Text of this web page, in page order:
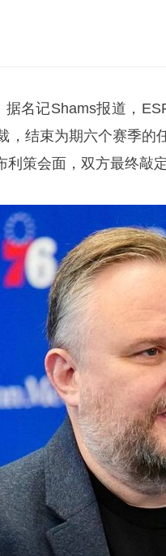
据名记Shams报道，
，结束为期六个赛季的
利策会面，双方最终敲